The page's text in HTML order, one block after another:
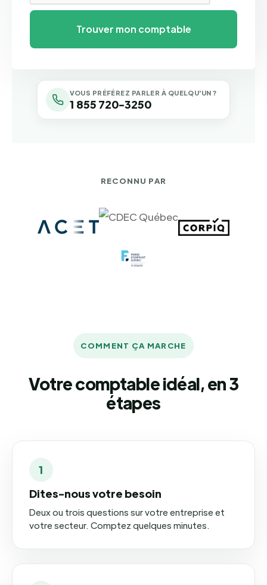
VOUS PRÉFÉREZ PARLER À QUELQU'UN ?
1 855 720-3250
RECONNU PAR
COMMENT ÇA MARCHE
Votre comptable idéal, en 3
étapes
1
Dites-nous votre besoin
Deux ou trois questions sur votre entreprise et
votre secteur. Comptez quelques minutes.